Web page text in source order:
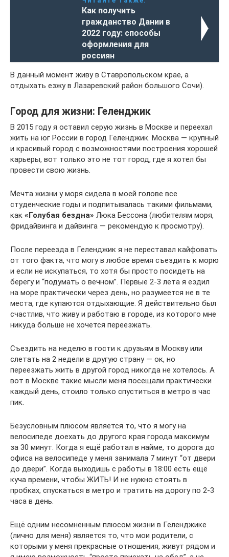
Как получить
гражданство Дании в
2022 году: способы
оформления для
россиян
В данный момент живу в Ставропольском крае, а
отдыхать езжу в Лазаревский район большого Сочи).
Город для жизни: Геленджик
В 2015 году я оставил серую жизнь в Москве и переехал
жить на юг России в город Геленджик. Москва — крупный
и красивый город с возможностями построения хорошей
карьеры, вот только это не тот город, где я хотел бы
провести свою жизнь.
Мечта жизни у моря сидела в моей голове все
студенческие годы и подпитывалась такими фильмами,
как «Голубая бездна» Люка Бессона (любителям моря,
фридайвинга и дайвинга — рекомендую к просмотру).
После переезда в Геленджик я не переставал кайфовать
от того факта, что могу в любое время съездить к морю
и если не искупаться, то хотя бы просто посидеть на
берегу и “подумать о вечном”. Первые 2-3 лета я ездил
на море практически через день, но разумеется не в те
места, где купаются отдыхающие. Я действительно был
счастлив, что живу и работаю в городе, из которого мне
никуда больше не хочется переезжать.
Съездить на неделю в гости к друзьям в Москву или
слетать на 2 недели в другую страну — ок, но
переезжать жить в другой город никогда не хотелось. А
вот в Москве такие мысли меня посещали практически
каждый день, стоило только спуститься в метро в час
пик.
Безусловным плюсом является то, что я могу на
велосипеде доехать до другого края города максимум
за 30 минут. Когда я ещё работал в найме, то дорога до
офиса на велосипеде у меня занимала 7 минут “от двери
до двери”. Когда выходишь с работы в 18:00 есть ещё
куча времени, чтобы ЖИТЬ! И не нужно стоять в
пробках, спускаться в метро и тратить на дорогу по 2-3
часа в день.
Ещё одним несомненным плюсом жизни в Геленджике
(лично для меня) является то, что мои родители, с
которыми у меня прекрасные отношения, живут рядом и